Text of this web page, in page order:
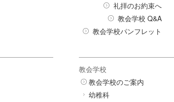
礼拝のお約束へ
教会学校 Q&A
教会学校パンフレット
教会学校
教会学校のご案内
幼稚科